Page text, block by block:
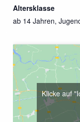
Altersklasse
ab 14 Jahren,
Klicke auf